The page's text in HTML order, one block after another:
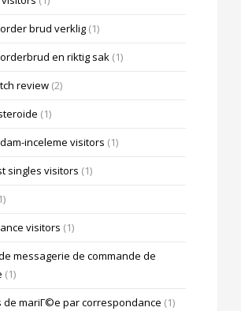
brud verklig (1)
en riktig sak (1)
review (2)
(1)
inceleme visitors (1)
singles visitors (1)
visitors (1)
messagerie de commande de
(1)
de mariГ©e par correspondance (1)